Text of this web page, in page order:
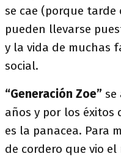
se cae (porque
pueden llevarse
y la vida de muchas
social.
“Generación Zoe” se
años y por los éxitos
es la panacea. Para
de cordero que vio el